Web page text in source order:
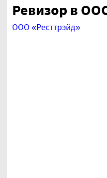
Ревизор в
ООО «Ресттрэйд»